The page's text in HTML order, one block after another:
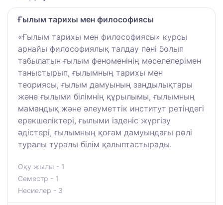
Ғылым тарихы мен философиясы
«Ғылым тарихы мен философиясы» курсы
арнайы философиялық талдау пәні болып
табылатын ғылым феноменінің мәселелерімен
таныстырып, ғылымның тарихы мен
теориясы, ғылым дамуының заңдылықтары
және ғылыми білімнің құрылымы, ғылымның
мамандық және әлеуметтік институт ретіндегі
ерекшеліктері, ғылыми ізденіс жүргізу
әдістері, ғылымның қоғам дамуындағы рөлі
туралы туралы білім қалыптастырады.
Оқу жылы - 1
Семестр - 1
Несиелер - 3